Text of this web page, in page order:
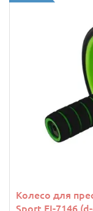
Колесо для
Sport FI-7146